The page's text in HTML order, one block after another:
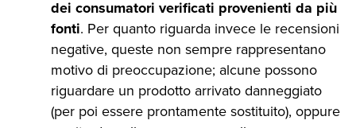
dei consumatori verificati provenienti da più
fonti. Per quanto riguarda invece le recensioni
negative, queste non sempre rappresentano
motivo di preoccupazione; alcune possono
riguardare un prodotto arrivato danneggiato
(per poi essere prontamente sostituito), oppure